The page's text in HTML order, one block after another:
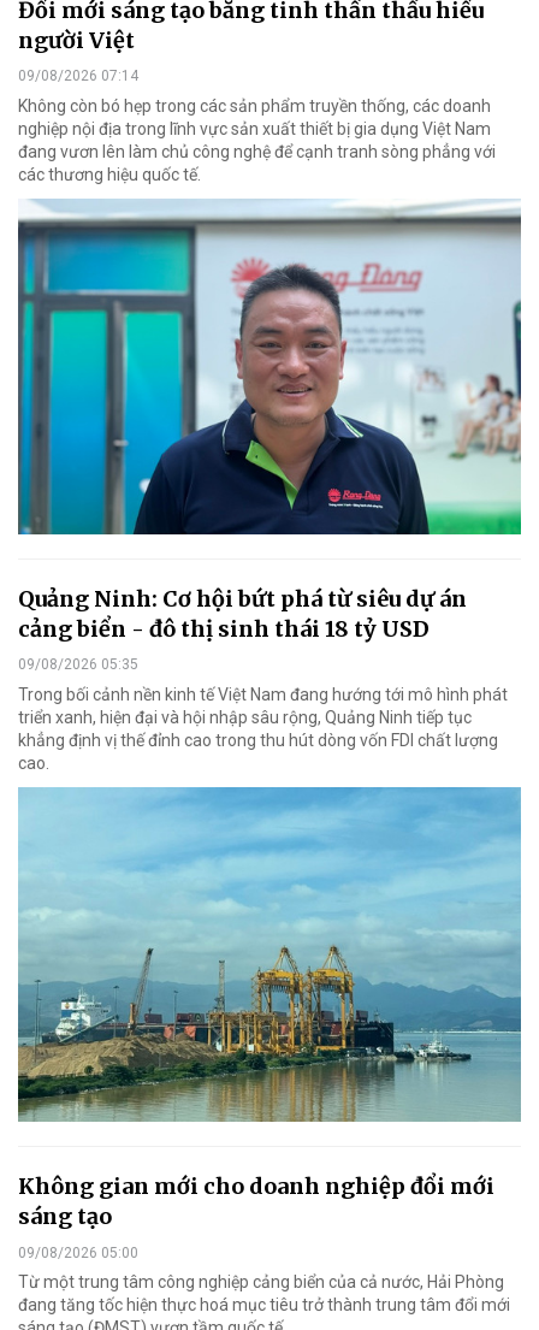
Đổi mới sáng tạo bằng tinh thần thấu hiểu
người Việt
09/08/2026 07:14
Không còn bó hẹp trong các sản phẩm truyền thống, các doanh
nghiệp nội địa trong lĩnh vực sản xuất thiết bị gia dụng Việt Nam
đang vươn lên làm chủ công nghệ để cạnh tranh sòng phẳng với
các thương hiệu quốc tế.
Quảng Ninh: Cơ hội bứt phá từ siêu dự án
cảng biển - đô thị sinh thái 18 tỷ USD
09/08/2026 05:35
Trong bối cảnh nền kinh tế Việt Nam đang hướng tới mô hình phát
triển xanh, hiện đại và hội nhập sâu rộng, Quảng Ninh tiếp tục
khẳng định vị thế đỉnh cao trong thu hút dòng vốn FDI chất lượng
cao.
Không gian mới cho doanh nghiệp đổi mới
sáng tạo
09/08/2026 05:00
Từ một trung tâm công nghiệp cảng biển của cả nước, Hải Phòng
đang tăng tốc hiện thực hoá mục tiêu trở thành trung tâm đổi mới